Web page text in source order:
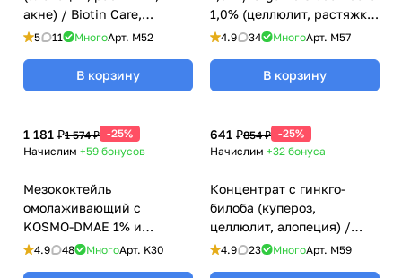
акне) / Biotin Care,
Kosmoteros (Космотерос),
5 11 МногоАрт. M52
В корзину
1,0% (целлюлит, растяжки)
Kosmoteros (Космотерос),
4.9 34 МногоАрт. M57
В корзину
1 181 ₽1 574 ₽ -25%
Начислим +59 бонусов
Мезококтейль
омолаживающий с
KOSMO-DMAE 1% и
гиалуроновой кислотой
4.9 48 МногоАрт. K30
641 ₽854 ₽ -25%
Начислим +32 бонуса
Концентрат с гинкго-
билоба (купероз,
целлюлит, алопеция) /
Ginkgo Biloba Care,
4.9 23 МногоАрт. M59